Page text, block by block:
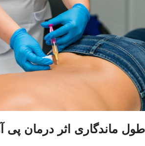
طول ماندگاری اثر درمان پی